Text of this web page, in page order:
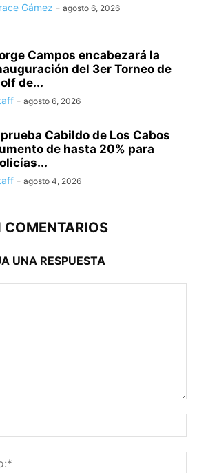
Gámez - agosto 6, 2026
Campos encabezará la
del 3er Torneo de
de...
- agosto 6, 2026
Cabildo de Los Cabos
de hasta 20% para
- agosto 4, 2026
COMENTARIOS
UNA RESPUESTA